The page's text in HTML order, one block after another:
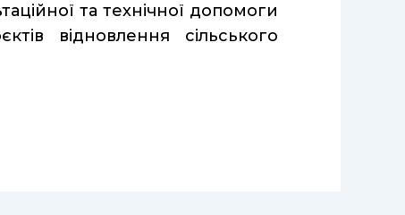
та технічної допомоги
відновлення сільського